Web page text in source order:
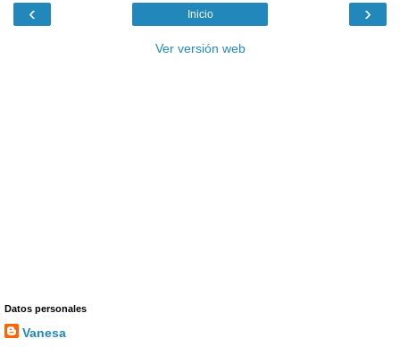
‹ ›
Inicio
Ver versión web
Datos personales
Vanesa